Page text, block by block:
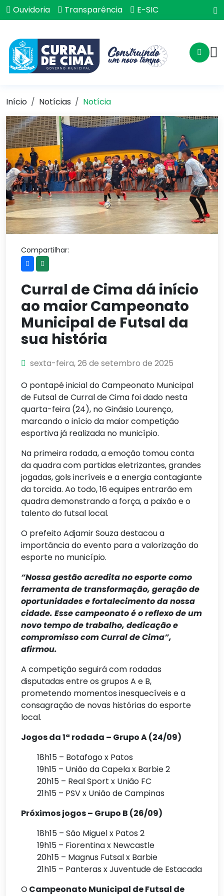
Ouvidoria Transparência E-SIC
Início Notícias Notícia
Compartilhar:
Curral de Cima dá início
ao maior Campeonato
Municipal de Futsal da
sua história
sexta-feira, 26 de setembro de 2025
O pontapé inicial do Campeonato Municipal
de Futsal de Curral de Cima foi dado nesta
quarta-feira (24), no Ginásio Lourenço,
marcando o início da maior competição
esportiva já realizada no município.
Na primeira rodada, a emoção tomou conta
da quadra com partidas eletrizantes, grandes
jogadas, gols incríveis e a energia contagiante
da torcida. Ao todo, 16 equipes entrarão em
quadra demonstrando a força, a paixão e o
talento do futsal local.
O prefeito Adjamir Souza destacou a
importância do evento para a valorização do
esporte no município.
“Nossa gestão acredita no esporte como
ferramenta de transformação, geração de
oportunidades e fortalecimento da nossa
cidade. Esse campeonato é o reflexo de um
novo tempo de trabalho, dedicação e
compromisso com Curral de Cima”,
afirmou.
A competição seguirá com rodadas
disputadas entre os grupos A e B,
prometendo momentos inesquecíveis e a
consagração de novas histórias do esporte
local.
Jogos da 1ª rodada – Grupo A (24/09)
18h15 – Botafogo x Patos
19h15 – União da Capela x Barbie 2
20h15 – Real Sport x União FC
21h15 – PSV x União de Campinas
Próximos jogos – Grupo B (26/09)
18h15 – São Miguel x Patos 2
19h15 – Fiorentina x Newcastle
20h15 – Magnus Futsal x Barbie
21h15 – Panteras x Juventude de Estacada
OCampeonato Municipal de Futsal de